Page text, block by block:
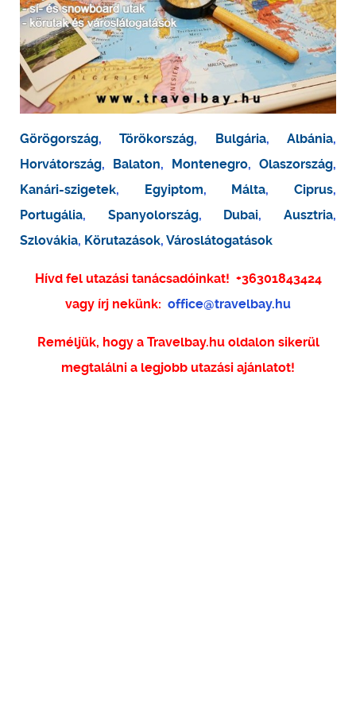
Görögország,Törökország, Bulgária,Albánia,
Horvátország, Balaton, Montenegro, Olaszország,
Kanári-szigetek, Egyiptom, Málta,Ciprus,
Portugália, Spanyolország, Dubai,Ausztria,
Szlovákia, Körutazások, Városlátogatások
Hívd fel utazási tanácsadóinkat! +36301843424
vagy írj nekünk: office@travelbay.hu
Reméljük, hogy a Travelbay.hu oldalon sikerül
megtalálni a legjobb utazási ajánlatot!